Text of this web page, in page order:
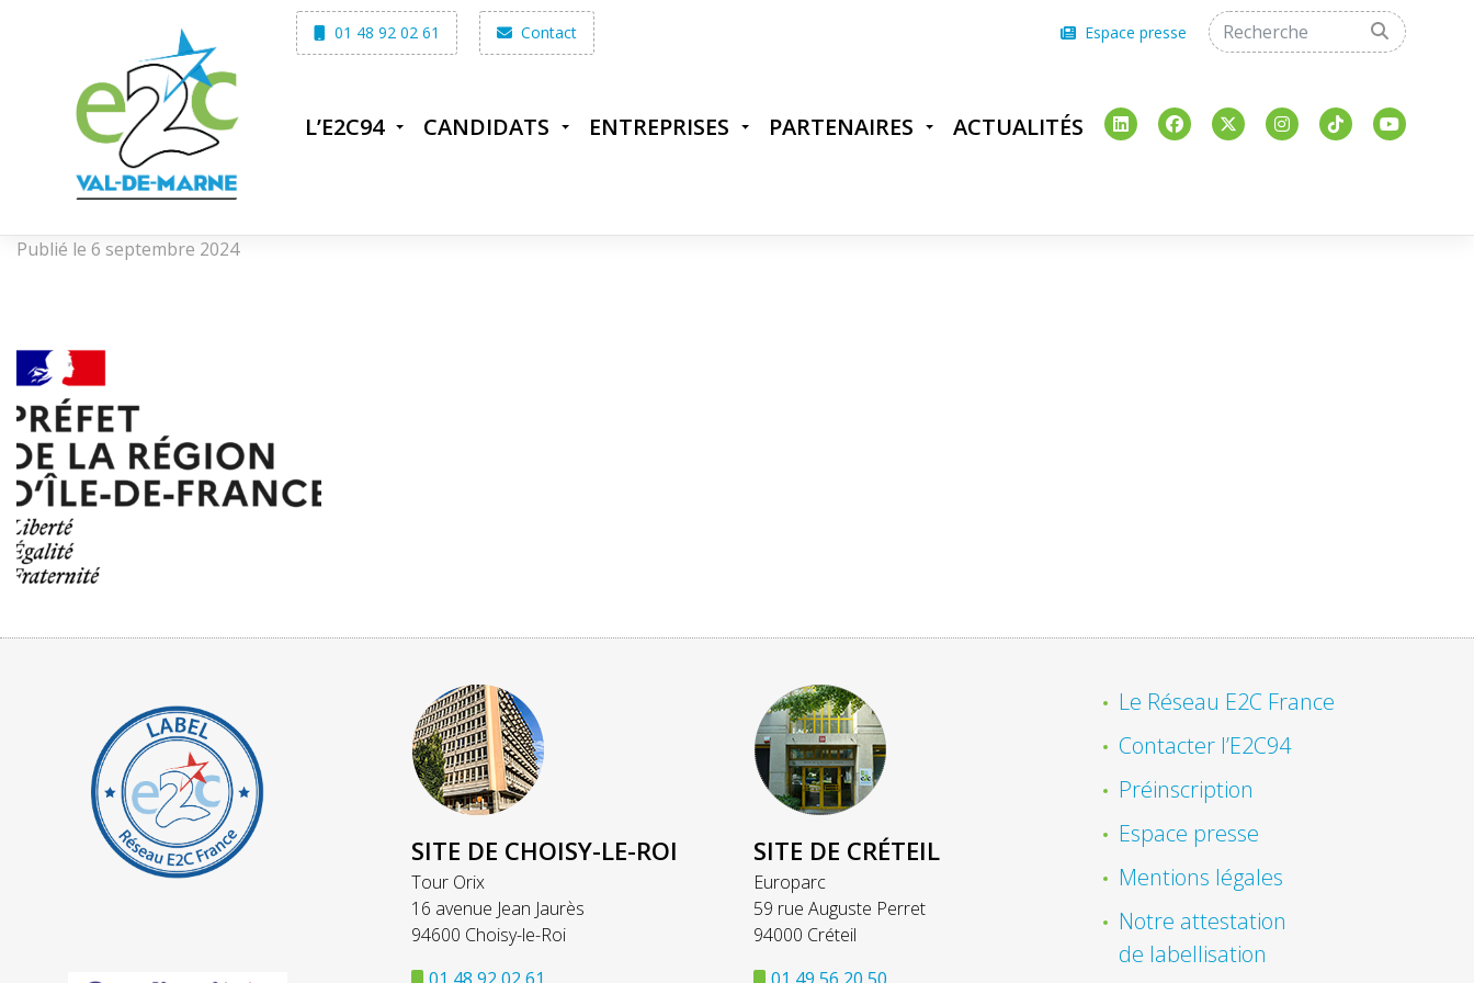
01 48 92 02 61 Contact Espace presse
L’E2C94 CANDIDATS ENTREPRISES PARTENAIRES ACTUALITÉS
Publié le 6 septembre 2024
SITE DE CHOISY-LE-ROI
Tour Orix
16 avenue Jean Jaurès
94600 Choisy-le-Roi
SITE DE CRÉTEIL
Europarc
59 rue Auguste Perret
94000 Créteil
Le Réseau E2C France
Contacter l’E2C94
Préinscription
Espace presse
Mentions légales
Notre attestation
de labellisation